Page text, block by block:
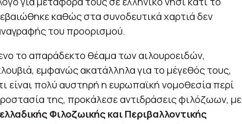
καθώς στα συνοδευτικά χαρτιά δεν
του προορισμού.
το απαράδεκτο θέαμα των αιλουροειδών,
εμφανώς ακατάλληλα για το μέγεθός τους,
είναι πολύ αυστηρή η ευρωπαϊκή νομοθεσία περί
της, προκάλεσε αντιδράσεις φιλόζωων, με
Φιλοζωικής και Περιβαλλοντικής